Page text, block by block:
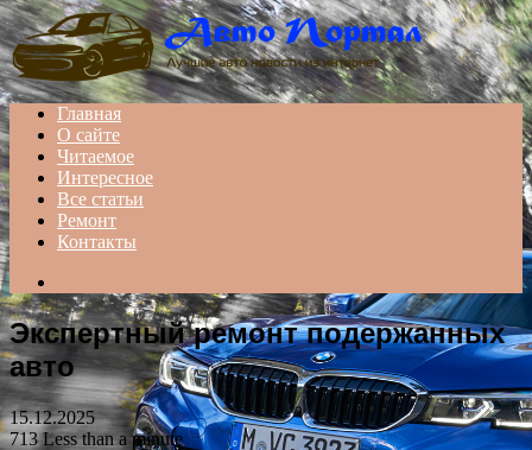
Menu
Главная
О сайте
Читаемое
Интересное
Все статьи
Ремонт
Контакты
for
Экспертный ремонт подержанных
авто
15.12.2025
713Less than a minute